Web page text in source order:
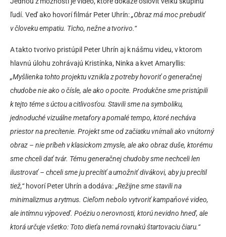
ľudí. Veď ako hovorí filmár Peter Uhrín:„Obraz má moc prebudiť
v človeku empatiu. Ticho, nežne a tvorivo.“
A takto tvorivo pristúpil Peter Uhrín aj k nášmu videu, v ktorom
hlavnú úlohu zohrávajú Kristínka, Ninka a kvet Amaryllis:
„Myšlienka tohto projektu vznikla z potreby hovoriť o generačnej
chudobe nie ako o čísle, ale ako o pocite. Produkčne sme pristúpili
k tejto téme s úctou a citlivosťou. Stavili sme na symboliku,
jednoduché vizuálne metafory a pomalé tempo, ktoré necháva
priestor na precítenie. Projekt sme od začiatku vnímali ako vnútorný
obraz – nie príbeh v klasickom zmysle, ale ako obraz duše, ktorému
sme chceli dať tvár. Tému generačnej chudoby sme nechceli len
ilustrovať – chceli sme ju precítiť a umožniť divákovi, aby ju precítil
tiež,“hovorí Peter Uhrín a dodáva: „Režijne sme stavili na
minimalizmus a rytmus. Cieľom nebolo vytvoriť kampaňové video,
ale intímnu výpoveď. Poéziu o nerovnosti, ktorú nevidno hneď, ale
ktorá určuje všetko: Toto dieťa nemá rovnakú štartovaciu čiaru.“